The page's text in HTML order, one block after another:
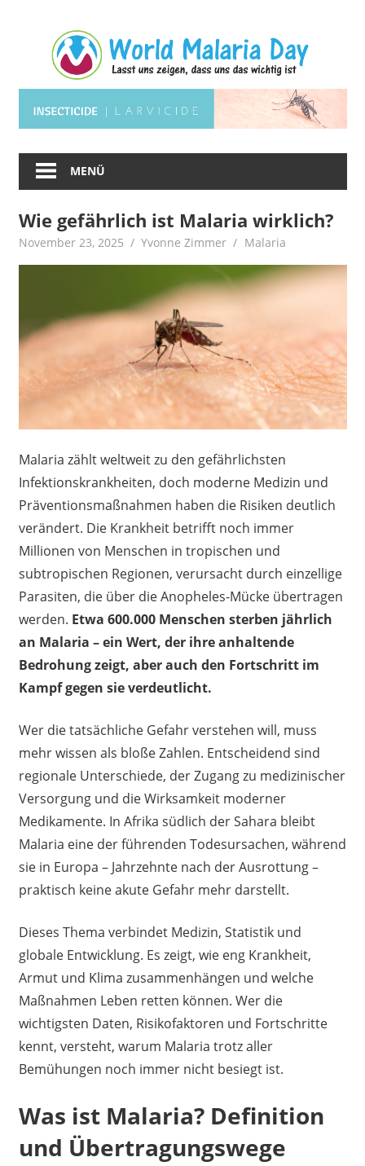
Lasst
uns
zeigen,
dass
uns
das
ist.
MENÜ
Wie gefährlich ist Malaria wirklich?
November 23, 2025 Yvonne Zimmer Malaria
Malaria zählt weltweit zu den gefährlichsten
Infektionskrankheiten, doch moderne Medizin und
Präventionsmaßnahmen haben die Risiken deutlich
verändert. Die Krankheit betrifft noch immer
Millionen von Menschen in tropischen und
subtropischen Regionen, verursacht durch einzellige
Parasiten, die über die Anopheles-Mücke übertragen
werden. Etwa 600.000 Menschen sterben jährlich
an Malaria – ein Wert, der ihre anhaltende
Bedrohung zeigt, aber auch den Fortschritt im
Kampf gegen sie verdeutlicht.
Wer die tatsächliche Gefahr verstehen will, muss
mehr wissen als bloße Zahlen. Entscheidend sind
regionale Unterschiede, der Zugang zu medizinischer
Versorgung und die Wirksamkeit moderner
Medikamente. In Afrika südlich der Sahara bleibt
Malaria eine der führenden Todesursachen, während
sie in Europa – Jahrzehnte nach der Ausrottung –
praktisch keine akute Gefahr mehr darstellt.
Dieses Thema verbindet Medizin, Statistik und
globale Entwicklung. Es zeigt, wie eng Krankheit,
Armut und Klima zusammenhängen und welche
Maßnahmen Leben retten können. Wer die
wichtigsten Daten, Risikofaktoren und Fortschritte
kennt, versteht, warum Malaria trotz aller
Bemühungen noch immer nicht besiegt ist.
Was ist Malaria? Definition
und Übertragungswege